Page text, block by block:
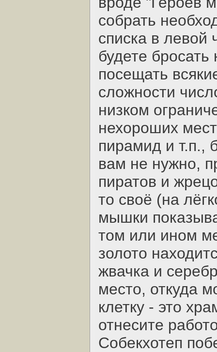
собрать
списка в левой
будете бросать
посещать
сложности
низком
нехороших
пирамид и т.п.,
вам не нужно,
пиратов и
то своё (на
мышки
том или ином
золото
жвачка и
место, откуда
клетку - это
отнесите
Собекхотеп